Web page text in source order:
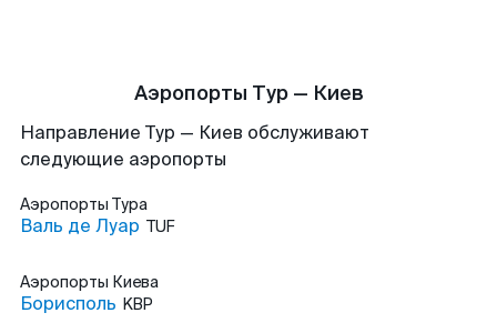
Аэропорты Тур — Киев
Направление Тур — Киев обслуживают
следующие аэропорты
Аэропорты Тура
Валь де Луар TUF
Аэропорты Киева
Борисполь KBP